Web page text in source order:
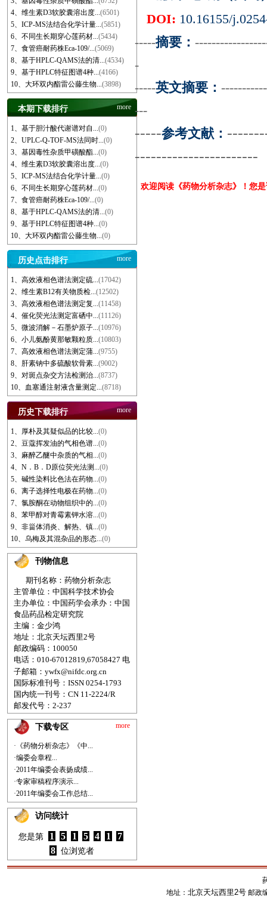
4、维生素D3软胶囊溶出度...(6501)
5、ICP-MS法结合化学计量...(5851)
6、不同生长期穿心莲药材...(5434)
7、食管癌耐药株Eca-109/...(5069)
8、基于HPLC-QAMS法的清...(4534)
9、基于HPLC特征图谱4种...(4166)
10、大环双内酯雷公藤生物...(3898)
本期下载排行 more
1、基于胆汁酸代谢谱对自...(0)
2、UPLC-Q-TOF-MS法同时...(0)
3、基因毒性杂质甲磺酸酯...(0)
4、维生素D3软胶囊溶出度...(0)
5、ICP-MS法结合化学计量...(0)
6、不同生长期穿心莲药材...(0)
7、食管癌耐药株Eca-109/...(0)
8、基于HPLC-QAMS法的清...(0)
9、基于HPLC特征图谱4种...(0)
10、大环双内酯雷公藤生物...(0)
历史点击排行 more
1、高效液相色谱法测定硫...(17042)
2、维生素B12有关物质检...(12502)
3、高效液相色谱法测定复...(11458)
4、催化荧光法测定富硒中...(11126)
5、微波消解－石墨炉原子...(10976)
6、小儿氨酚黄那敏颗粒质...(10803)
7、高效液相色谱法测定蒲...(9755)
8、肝素钠中多硫酸软骨素...(9002)
9、对斑点杂交方法检测治...(8737)
10、血塞通注射液含量测定...(8718)
历史下载排行 more
1、厚朴及其疑似品的比较...(0)
2、豆蔻挥发油的气相色谱...(0)
3、麻醉乙醚中杂质的气相...(0)
4、N．B．D原位荧光法测...(0)
5、碱性染料比色法在药物...(0)
6、离子选择性电极在药物...(0)
7、氯胺酮在动物组织中的...(0)
8、苯甲醇对青霉素钾水溶...(0)
9、非甾体消炎、解热、镇...(0)
10、乌梅及其混杂品的形态...(0)
刊物信息
期刊名称：药物分析杂志
主管单位：中国科学技术协会
主办单位：中国药学会承办：中国
食品药品检定研究院
主编：金少鸿
地址：北京天坛西里2号
邮政编码：100050
电话：010-67012819,67058427 电
子邮箱： ywfx@nifdc.org.cn
国际标准刊号：ISSN 0254-1793
国内统一刊号：CN 11-2224/R
邮发代号：2-237
下载专区 more
·《药物分析杂志》《中...
·编委会章程...
·2011年编委会表扬成绩...
·专家审稿程序演示...
·2011年编委会工作总结...
访问统计
您是第 1 5 1 5 4 1
7
8 位浏览者
DOI: 10.16155/
-----摘要：
-
-----英文摘要：
---
-----参考文献：
-----------------------
欢迎阅读《药物分析杂志》！您
地址： 北京天坛西里2号邮政